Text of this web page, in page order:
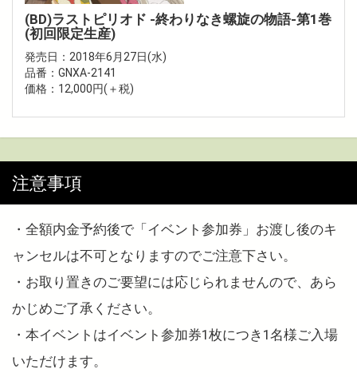
(BD)ラストピリオド -終わりなき螺旋の物語-第1巻
(初回限定生産)
発売日：2018年6月27日(水)
品番：GNXA-2141
価格：12,000円(＋税)
注意事項
・全額内金予約後で「イベント参加券」お渡し後のキ
ャンセルは不可となりますのでご注意下さい。
・お取り置きのご要望には応じられませんので、あら
かじめご了承ください。
・本イベントはイベント参加券1枚につき1名様ご入場
いただけます。